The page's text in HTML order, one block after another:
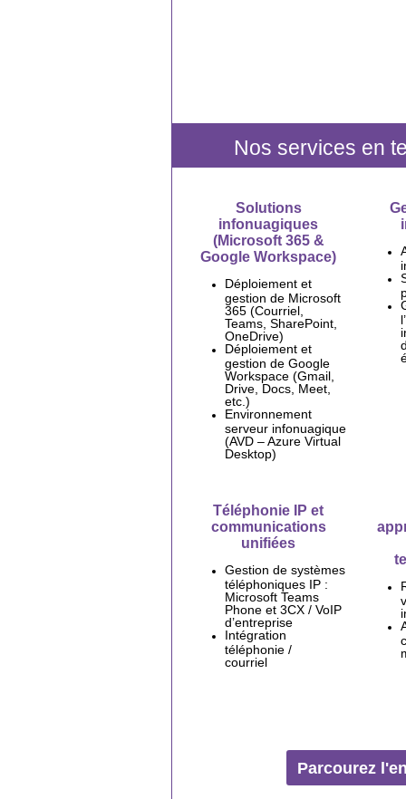
Nos services en
Solutions
infonuagiques
(Microsoft 365 &
Google Workspace)
Déploiement et
gestion de Microsoft
365 (Courriel,
Teams, SharePoint,
OneDrive)
Déploiement et
gestion de Google
Workspace (Gmail,
Drive, Docs, Meet,
etc.)
Environnement
serveur infonuagique
(AVD – Azure Virtual
Desktop)
Téléphonie IP et
communications
unifiées
Gestion de systèmes
téléphoniques IP :
Microsoft Teams
Phone et 3CX / VoIP
d’entreprise
Intégration
téléphonie /
courriel
Parcourez